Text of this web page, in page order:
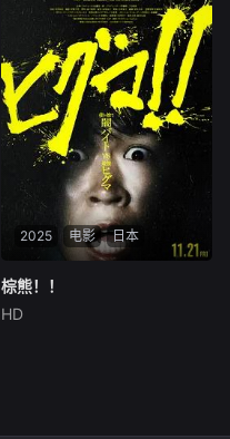
子陈伦（丁禹兮 饰）选中，被
迫踏入一场为他量身打造的
“换命游戏”。豪华别墅、名车
名表、神秘女友全部备齐，在
陈伦的精心打造下，刘全龙瞬
间拥有顶配人生。
2025 电影 日本
棕熊！！
棕熊！！
HD